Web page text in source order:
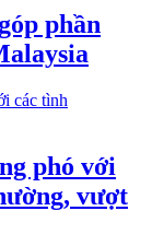
phần
phó với
vượt